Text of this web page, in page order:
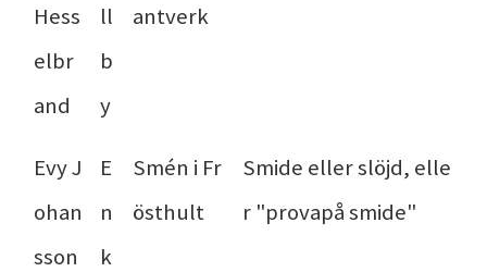
Hess
elbr
and
ll
b
y
antverk
Evy J
ohan
sson
E
n
k
Smén i Fr
östhult
Smide eller slöjd, elle
r "provapå smide"